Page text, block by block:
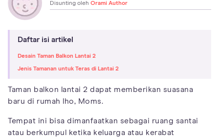
Disunting oleh Orami Author
Daftar isi artikel
Desain Taman Balkon Lantai 2
Jenis Tamanan untuk Teras di Lantai 2
Taman balkon lantai 2 dapat memberikan suasana
baru di rumah lho, Moms.
Tempat ini bisa dimanfaatkan sebagai ruang santai
atau berkumpul ketika keluarga atau kerabat